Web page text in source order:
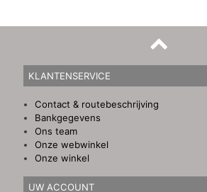
KLANTENSERVICE
Contact & routebeschrijving
Bankgegevens
Ons team
Onze webwinkel
Onze winkel
UW ACCOUNT